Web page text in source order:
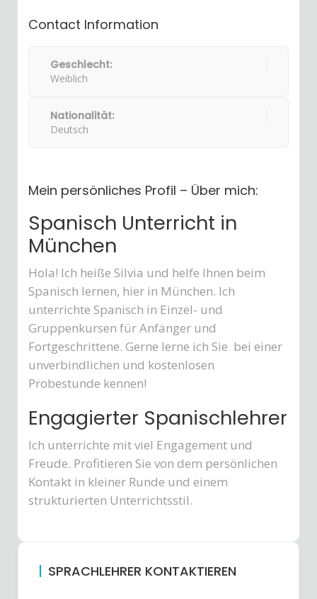
Contact Information
Geschlecht:
Weiblich
Nationalität:
Deutsch
Mein persönliches Profil – Über mich:
Spanisch Unterricht in
München
Hola! Ich heiße Silvia und helfe Ihnen beim
Spanisch lernen, hier in München. Ich
unterrichte Spanisch in Einzel- und
Gruppenkursen für Anfänger und
Fortgeschrittene. Gerne lerne ich Sie bei einer
unverbindlichen und kostenlosen
Probestunde kennen!
Engagierter Spanischlehrer
Ich unterrichte mit viel Engagement und
Freude. Profitieren Sie von dem persönlichen
Kontakt in kleiner Runde und einem
strukturierten Unterrichtsstil.
SPRACHLEHRER KONTAKTIEREN